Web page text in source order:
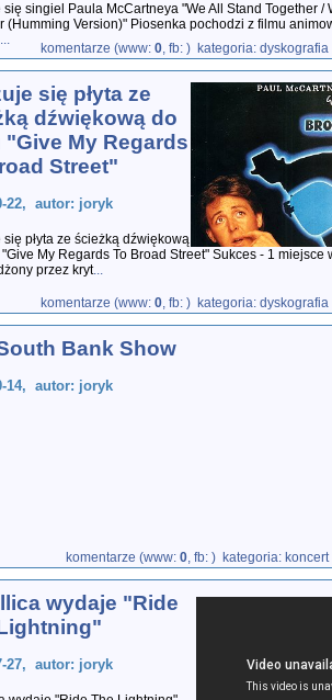
się singiel Paula McCartneya "We All Stand Together /
(Humming Version)" Piosenka pochodzi z filmu
...
komentarze (www: 0, fb: ) kategoria:
się płyta ze
dźwiękową do
"Give My Regards
Street"
22, autor: joryk
się płyta ze ścieżką dźwiękową
My Regards To Broad Street" Sukces - 1 miejsce
przez kryt...
komentarze (www: 0, fb: ) kategoria:
Bank Show
14, autor: joryk
komentarze (www: 0, fb: ) kategoria:
wydaje "Ride
27, autor: joryk